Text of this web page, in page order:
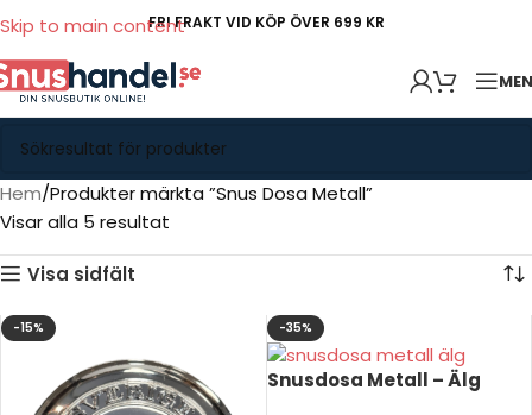
Skip to main contentFRI FRAKT VID KÖP ÖVER 699 KR
Hem Produkter märkta ”Snus Dosa Metall”
Visar alla 5 resultat
Visa sidfält
-15% -35%
Snusdosa Metall – Älg